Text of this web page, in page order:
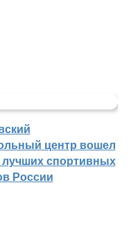
центр вошел
лучших спортивных
России